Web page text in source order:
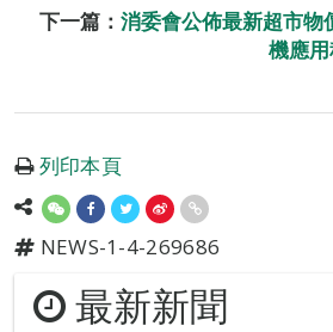
下一篇： 消委會公佈最新超市物
機應
列印本頁
NEWS-1-4-269686
最新新聞